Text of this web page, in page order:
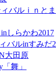
バルｉｎと
しらかわ2017
バルinすみだ
大田原
舞」